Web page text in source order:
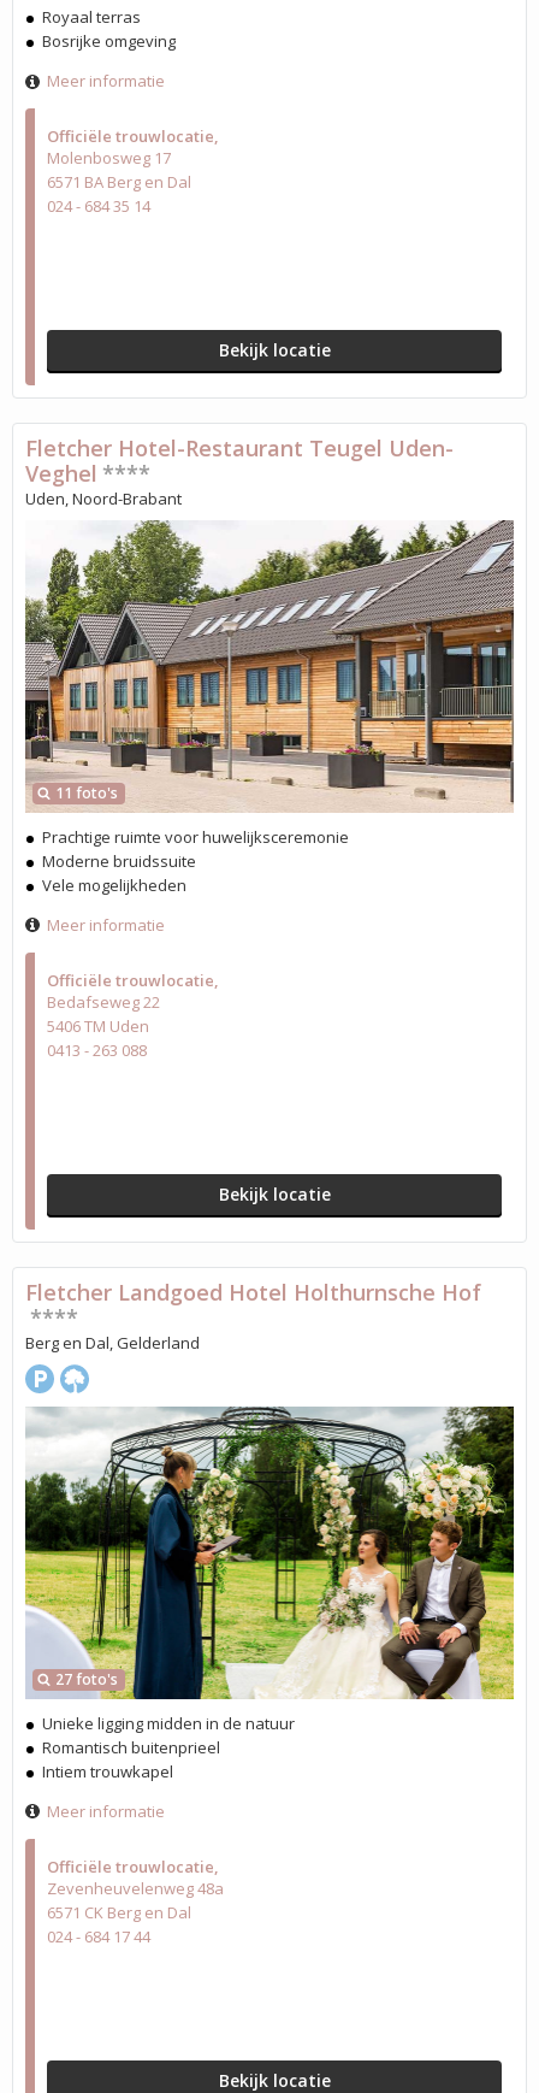
Officiële trouwlocatie
Molenbosweg 17
6571 BA Berg en Dal
024 - 684 35 14
Bekijk locatie
Royaal terras
Bosrijke omgeving
Meer informatie
Officiële trouwlocatie
Bedafseweg 22
5406 TM Uden
0413 - 263 088
Bekijk locatie
11 foto's
Fletcher Hotel-Restaurant Teugel Uden-
Veghel ****
Uden, Noord-Brabant
Prachtige ruimte voor huwelijksceremonie
Moderne bruidssuite
Vele mogelijkheden
Meer informatie
Officiële trouwlocatie
Zevenheuvelenweg 48a
6571 CK Berg en Dal
024 - 684 17 44
Bekijk locatie
27 foto's
Fletcher Landgoed Hotel Holthurnsche Hof
****
Berg en Dal, Gelderland
Unieke ligging midden in de natuur
Romantisch buitenprieel
Intiem trouwkapel
Meer informatie